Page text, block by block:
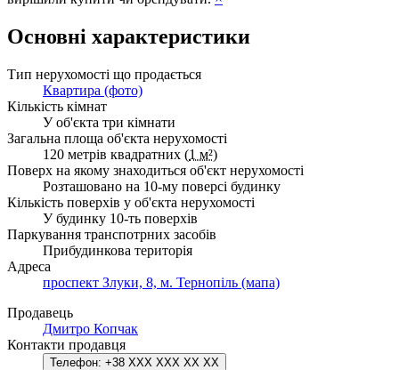
Основні характеристики
Тип нерухомості що продається
Квартира (фото)
Кількість кімнат
У об'єкта три кімнати
Загальна площа об'єкта нерухомості
120 метрів квадратних (1 м²)
Поверх на якому знаходиться об'єкт нерухомості
Розташовано на 10-му поверсі будинку
Кількість поверхів у об'єкта нерухомості
У будинку 10-ть поверхів
Паркування транспотрних засобів
Прибудинкова територія
Адреса
проспект Злуки, 8, м. Тернопіль (мапа)
Продавець
Дмитро Копчак
Контакти продавця
Телефон: +38 XXX XXX XX XX